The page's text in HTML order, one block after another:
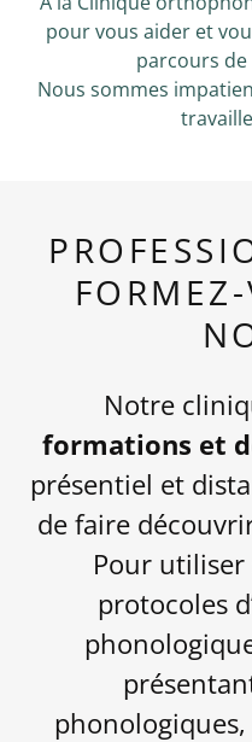
pour vous aider et
parcours
Nous sommes
Notre
formations et
présentiel et
de faire
Pour
protocoles